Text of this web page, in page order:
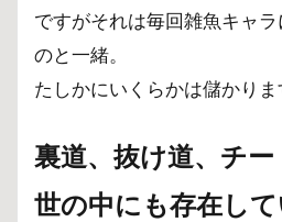
ですがそれは毎回雑魚キャ
のと一緒。
たしかにいくらかは儲かりま
裏道、抜け道、チ
世の中にも存在し